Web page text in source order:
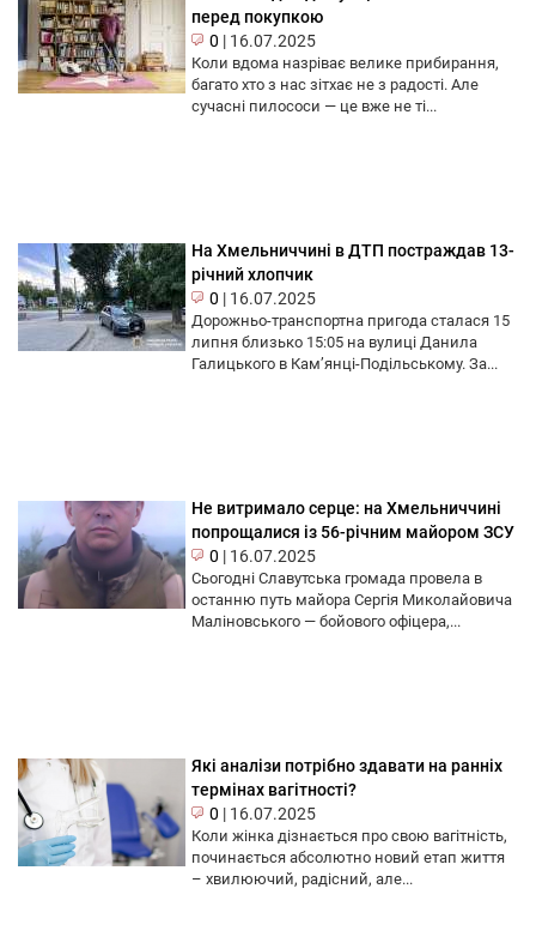
перед покупкою
0 | 16.07.2025
Коли вдома назріває велике прибирання,
багато хто з нас зітхає не з радості. Але
сучасні пилососи — це вже не ті...
На Хмельниччині в ДТП постраждав 13-
річний хлопчик
0 | 16.07.2025
Дорожньо-транспортна пригода сталася 15
липня близько 15:05 на вулиці Данила
Галицького в Кам’янці-Подільському. За...
Не витримало серце: на Хмельниччині
попрощалися із 56-річним майором ЗСУ
0 | 16.07.2025
Сьогодні Славутська громада провела в
останню путь майора Сергія Миколайовича
Маліновського — бойового офіцера,...
Які аналізи потрібно здавати на ранніх
термінах вагітності?
0 | 16.07.2025
Коли жінка дізнається про свою вагітність,
починається абсолютно новий етап життя
– хвилюючий, радісний, але...